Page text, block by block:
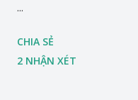
...
CHIA SẺ
2 NHẬN XÉT